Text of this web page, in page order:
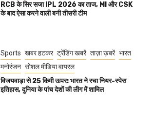
RCB के सिर सजा IPL 2026 का ताज, MI और CSK
के बाद ऐसा करने वाली बनी तीसरी टीम
Sports खबर हटकर ट्रेंडिंग खबरें ताज़ा ख़बरें भारत
मनोरंजन सोशल मीडिया वायरल
विजयवाड़ा से 25 किमी ऊपर: भारत ने रचा नियर-स्पेस
इतिहास, दुनिया के पांच देशों की लीग में शामिल